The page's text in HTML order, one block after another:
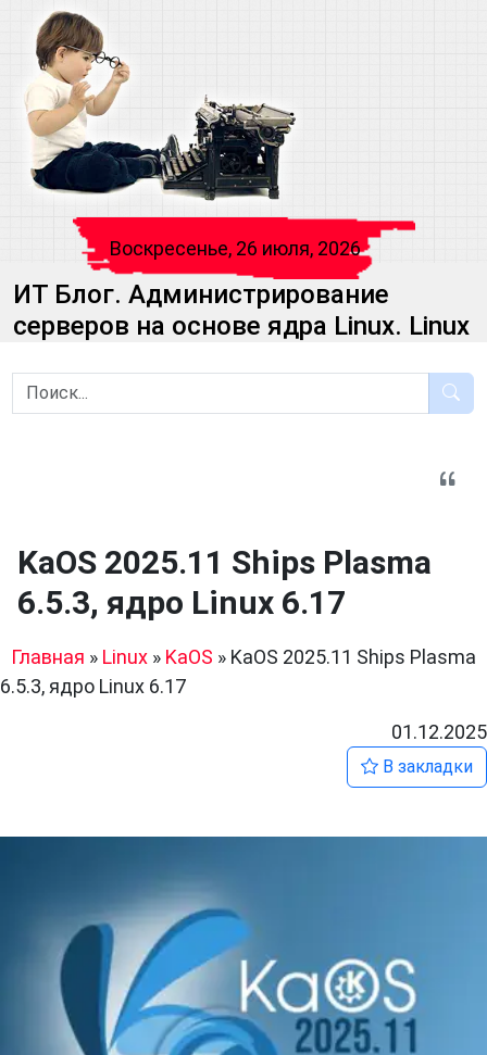
Воскресенье, 26 июля, 2026
ИТ Блог. Администрирование
серверов на основе ядра Linux. Linux
KaOS 2025.11 Ships Plasma
6.5.3, ядро Linux 6.17
Главная » Linux » KaOS » KaOS 2025.11 Ships Plasma
6.5.3, ядро Linux 6.17
01.12.2025
В закладки